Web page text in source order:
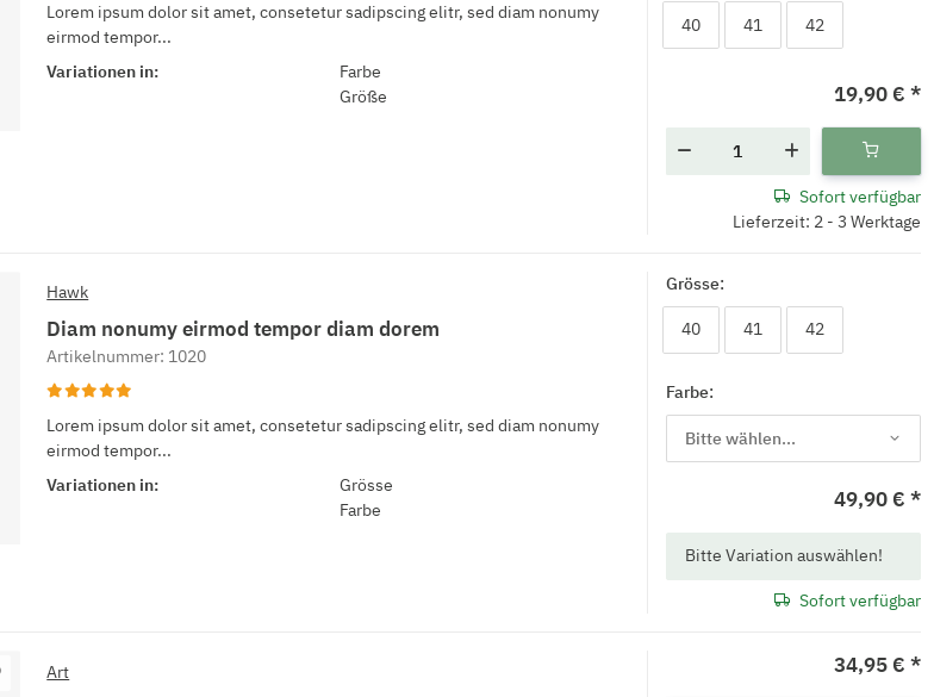
Lorem ipsum dolor sit amet, consetetur sadipscing elitr, sed diam nonumy
eirmod tempor...
Variationen in:
Farbe
Größe
4040 41 42
19,90 € *
Sofort verfügbar
Lieferzeit: 2 - 3 Werktage
Hawk
Diam nonumy eirmod tempor diam dorem
Artikelnummer: 1020
Lorem ipsum dolor sit amet, consetetur sadipscing elitr, sed diam nonumy
eirmod tempor...
Variationen in:
Grösse
Farbe
Grösse:
4040 41 42
Farbe:
Bitte wählen...
49,90 € *
x
Bitte Variation auswählen!
Sofort verfügbar
Art 34,95 € *